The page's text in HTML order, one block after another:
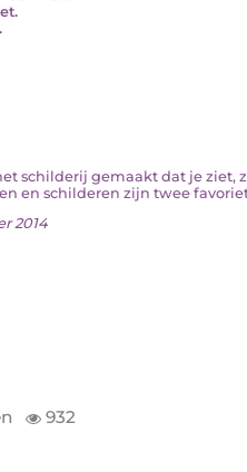
schilderij gemaakt dat je
en schilderen zijn twee
2014
932